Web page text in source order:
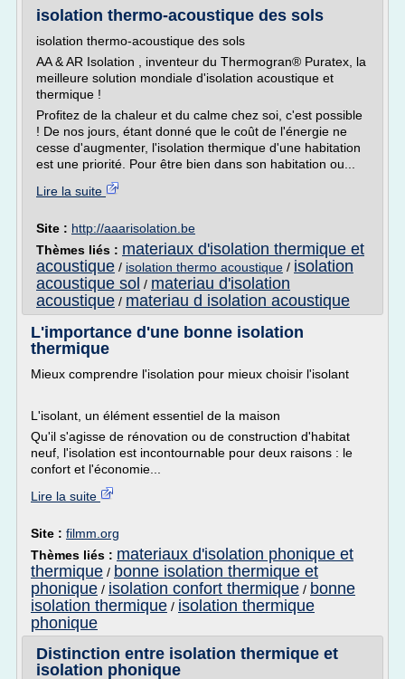
isolation thermo-acoustique des sols
isolation thermo-acoustique des sols
AA & AR Isolation , inventeur du Thermogran® Puratex, la
meilleure solution mondiale d'isolation acoustique et
thermique !
Profitez de la chaleur et du calme chez soi, c'est possible
! De nos jours, étant donné que le coût de l'énergie ne
cesse d'augmenter, l'isolation thermique d'une habitation
est une priorité. Pour être bien dans son habitation ou...
Lire la suite
Site : http://aaarisolation.be
Thèmes liés : materiaux d'isolation thermique et
acoustique / isolation thermo acoustique / isolation
acoustique sol / materiau d'isolation
acoustique / materiau d isolation acoustique
L'importance d'une bonne isolation
thermique
Mieux comprendre l'isolation pour mieux choisir l'isolant
L'isolant, un élément essentiel de la maison
Qu'il s'agisse de rénovation ou de construction d'habitat
neuf, l'isolation est incontournable pour deux raisons : le
confort et l'économie...
Lire la suite
Site : filmm.org
Thèmes liés : materiaux d'isolation phonique et
thermique / bonne isolation thermique et
phonique / isolation confort thermique / bonne
isolation thermique / isolation thermique
phonique
Distinction entre isolation thermique et
isolation phonique